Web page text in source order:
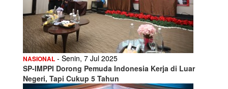
NASIONAL - Senin, 7 Jul 2025
SP-IMPPI Dorong Pemuda Indonesia Kerja di Luar
Negeri, Tapi Cukup 5 Tahun